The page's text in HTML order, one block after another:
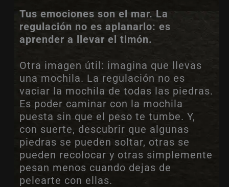
Tus emociones son el mar. La
regulación no es aplanarlo: es
aprender a llevar el timón.
Otra imagen útil: imagina que llevas
una mochila. La regulación no es
vaciar la mochila de todas las piedras.
Es poder caminar con la mochila
puesta sin que el peso te tumbe. Y,
con suerte, descubrir que algunas
piedras se pueden soltar, otras se
pueden recolocar y otras simplemente
pesan menos cuando dejas de
pelearte con ellas.